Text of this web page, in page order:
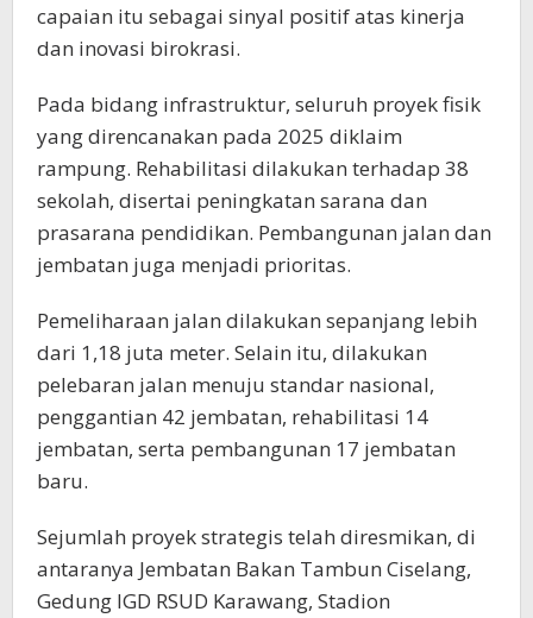
capaian itu sebagai sinyal positif atas kinerja
dan inovasi birokrasi.
Pada bidang infrastruktur, seluruh proyek fisik
yang direncanakan pada 2025 diklaim
rampung. Rehabilitasi dilakukan terhadap 38
sekolah, disertai peningkatan sarana dan
prasarana pendidikan. Pembangunan jalan dan
jembatan juga menjadi prioritas.
Pemeliharaan jalan dilakukan sepanjang lebih
dari 1,18 juta meter. Selain itu, dilakukan
pelebaran jalan menuju standar nasional,
penggantian 42 jembatan, rehabilitasi 14
jembatan, serta pembangunan 17 jembatan
baru.
Sejumlah proyek strategis telah diresmikan, di
antaranya Jembatan Bakan Tambun Ciselang,
Gedung IGD RSUD Karawang, Stadion